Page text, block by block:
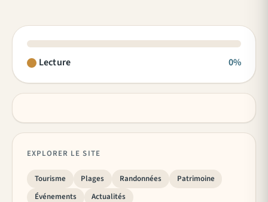
Lecture 0%
EXPLORER LE SITE
Tourisme Plages Randonnées
Patrimoine
Événements
Actualités